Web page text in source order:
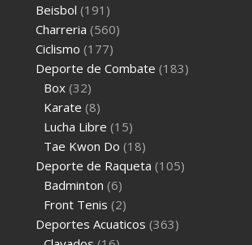
Beisbol (191)
Charreria (560)
Ciclismo (177)
Deporte de Combate (183)
Box (32)
Karate (8)
Lucha Libre (15)
Tae Kwon Do (18)
Deporte de Raqueta (105)
Badminton (6)
Front Tenis (2)
Deportes Acuaticos (363)